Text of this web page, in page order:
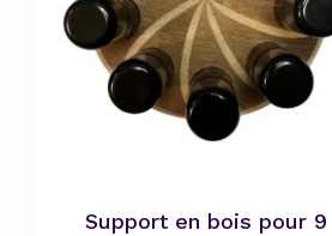
Support en bois pour 9